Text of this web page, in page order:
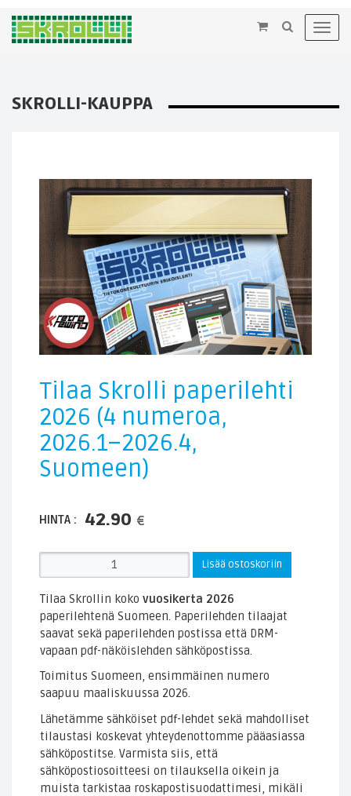
×
SKROLLI-KAUPPA
Tilaa Skrolli paperilehti
2026 (4 numeroa,
2026.1–2026.4,
Suomeen)
HINTA : 42.90 €
Skrolli
paperilehti
(4
numeroa,
2026.1–
2026.4,
Suomeen)
Lisää ostoskoriin
Tilaa Skrollin koko vuosikerta 2026
paperilehtenä Suomeen. Paperilehden tilaajat
saavat sekä paperilehden postissa että DRM-
vapaan pdf-näköislehden sähköpostissa.
Toimitus Suomeen, ensimmäinen numero
saapuu maaliskuussa 2026.
Lähetämme sähköiset pdf-lehdet sekä mahdolliset
tilaustasi koskevat yhteydenottomme pääasiassa
sähköpostitse. Varmista siis, että
sähköpostiosoitteesi on tilauksella oikein ja
muista tarkistaa roskapostisuodattimesi, mikäli